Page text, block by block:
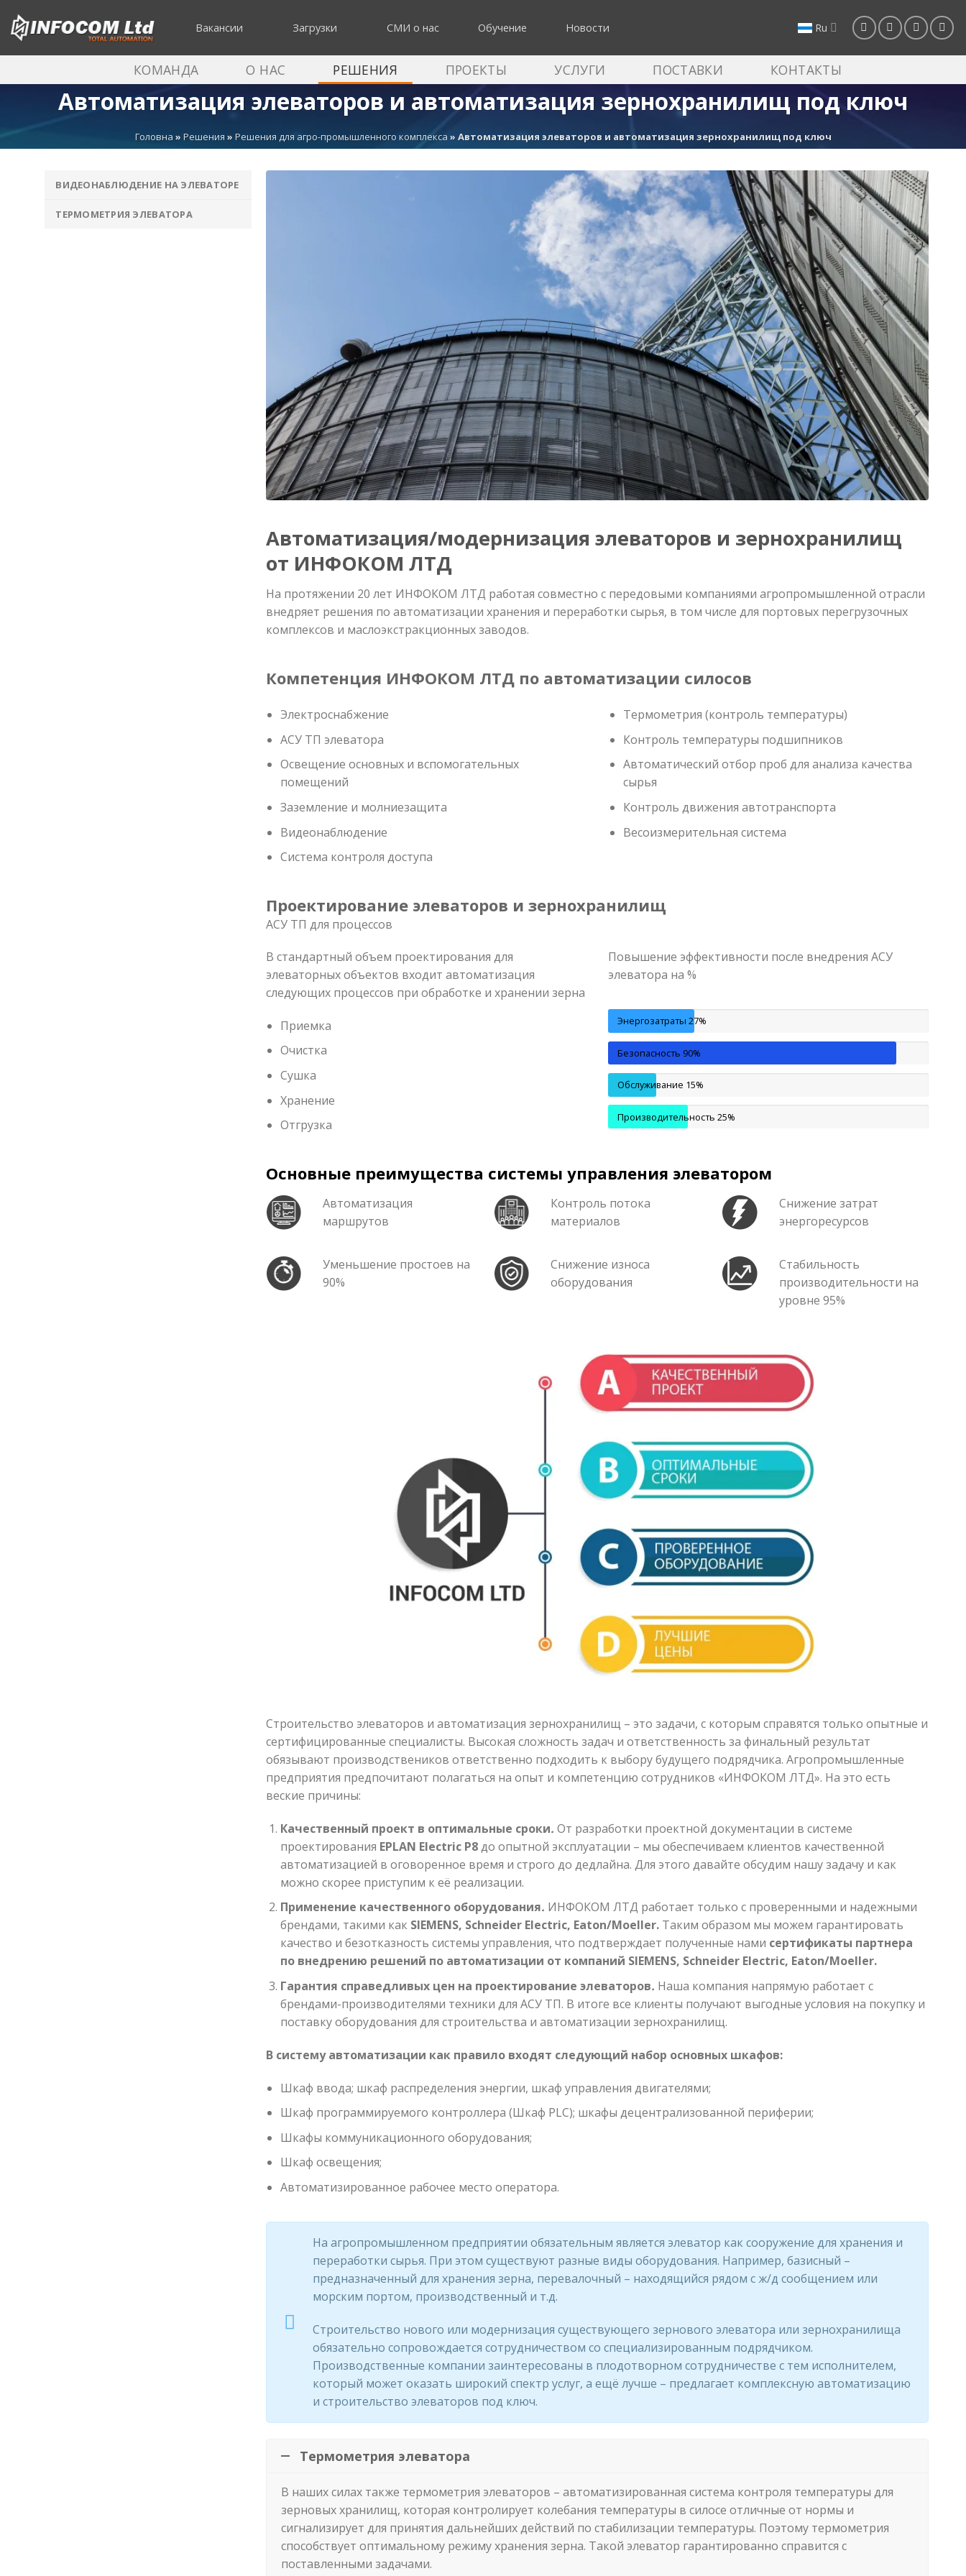
content
Вакансии Загрузки СМИ о нас Обучение Новости Ru
КОМАНДА О НАС РЕШЕНИЯ ПРОЕКТЫ УСЛУГИ ПОСТАВКИ КОНТАКТЫ
Автоматизация элеваторов и автоматизация зернохранилищ под ключ
Головна » Решения » Решения для агро-промышленного комплекса » Автоматизация элеваторов и автоматизация зернохранилищ под ключ
ВИДЕОНАБЛЮДЕНИЕ НА ЭЛЕВАТОРЕ
ТЕРМОМЕТРИЯ ЭЛЕВАТОРА
Автоматизация/модернизация элеваторов и зернохранилищ
от ИНФОКОМ ЛТД
На протяжении 20 лет ИНФОКОМ ЛТД работая совместно с передовыми компаниями агропромышленной отрасли
внедряет решения по автоматизации хранения и переработки сырья, в том числе для портовых перегрузочных
комплексов и маслоэкстракционных заводов.
Компетенция ИНФОКОМ ЛТД по автоматизации силосов
Электроснабжение
АСУ ТП элеватора
Освещение основных и вспомогательных
помещений
Заземление и молниезащита
Видеонаблюдение
Система контроля доступа
Термометрия (контроль температуры)
Контроль температуры подшипников
Автоматический отбор проб для анализа качества
сырья
Контроль движения автотранспорта
Весоизмерительная система
Проектирование элеваторов и зернохранилищ
АСУ ТП для процессов
В стандартный объем проектирования для
элеваторных объектов входит автоматизация
следующих процессов при обработке и хранении зерна
Приемка
Очистка
Сушка
Хранение
Отгрузка
Повышение эффективности после внедрения АСУ
элеватора на %
Энергозатраты 27%
Безопасность 90%
Обслуживание 15%
Производительность 25%
Основные преимущества системы управления элеватором
Автоматизация
маршрутов
Контроль потока
материалов
Снижение затрат
энергоресурсов
Уменьшение простоев на
90%
Снижение износа
оборудования
Стабильность
производительности на
уровне 95%
Строительство элеваторов и автоматизация зернохранилищ – это задачи, с которым справятся только опытные и
сертифицированные специалисты. Высокая сложность задач и ответственность за финальный результат
обязывают производствеников ответственно подходить к выбору будущего подрядчика. Агропромышленные
предприятия предпочитают полагаться на опыт и компетенцию сотрудников «ИНФОКОМ ЛТД». На это есть
веские причины:
Качественный проект в оптимальные сроки.От разработки проектной документации в системе
проектирования EPLAN Electric P8до опытной эксплуатации – мы обеспечиваем клиентов качественной
автоматизацией в оговоренное время и строго до дедлайна. Для этого давайте обсудим нашу задачу и как
можно скорее приступим к её реализации.
Применение качественного оборудования. ИНФОКОМ ЛТД работает только с проверенными и надежными
брендами, такими как SIEMENS, Schneider Electric, Eaton/Moeller. Таким образом мы можем гарантировать
качество и безотказность системы управления, что подтверждает полученные нами сертификаты партнера
по внедрению решений по автоматизации от компаний SIEMENS, Schneider Electric, Eaton/Moeller.
Гарантия справедливых цен на проектирование элеваторов. Наша компания напрямую работает с
брендами-производителями техники для АСУ ТП. В итоге все клиенты получают выгодные условия на покупку и
поставку оборудования для строительства и автоматизации зернохранилищ.
В систему автоматизации как правило входят следующий набор основных шкафов:
Шкаф ввода; шкаф распределения энергии, шкаф управления двигателями;
Шкаф программируемого контроллера (Шкаф PLC); шкафы децентрализованной периферии;
Шкафы коммуникационного оборудования;
Шкаф освещения;
Автоматизированное рабочее место оператора.
На агропромышленном предприятии обязательным является элеватор как сооружение для хранения и
переработки сырья. При этом существуют разные виды оборудования. Например, базисный –
предназначенный для хранения зерна, перевалочный – находящийся рядом с ж/д сообщением или
морским портом, производственный и т.д.
Строительство нового или модернизация существующего зернового элеватора или зернохранилища
обязательно сопровождается сотрудничеством со специализированным подрядчиком.
Производственные компании заинтересованы в плодотворном сотрудничестве с тем исполнителем,
который может оказать широкий спектр услуг, а ещё лучше – предлагает комплексную автоматизацию
и строительство элеваторов под ключ.
Термометрия элеватора
В наших силах также термометрия элеваторов – автоматизированная система контроля температуры для
зерновых хранилищ, которая контролирует колебания температуры в силосе отличные от нормы и
сигнализирует для принятия дальнейших действий по стабилизации температуры. Поэтому термометрия
способствует оптимальному режиму хранения зерна. Такой элеватор гарантированно справится с
поставленными задачами.